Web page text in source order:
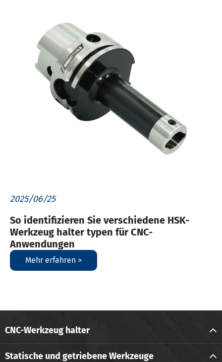
2025/06/25
So identifizieren Sie verschiedene HSK-
Werkzeug halter typen für CNC-
Anwendungen
Mehr erfahren >
CNC-Werkzeug halter
Statische und getriebene Werkzeuge